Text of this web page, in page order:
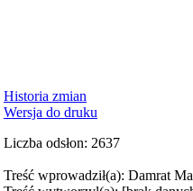
Historia zmian
Wersja do druku
Liczba odsłon: 2637
Treść wprowadził(a): Damrat